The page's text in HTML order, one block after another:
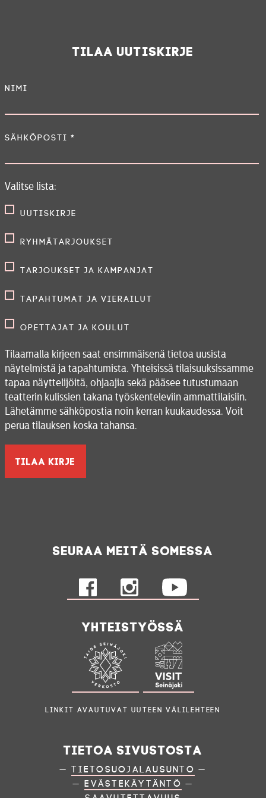
Tilaa uutiskirje
Nimi
Sähköposti *
Valitse lista:
Uutiskirje
Ryhmätarjoukset
Tarjoukset ja kampanjat
Tapahtumat ja vierailut
Opettajat ja koulut
Tilaamalla kirjeen saat ensimmäisenä tietoa uusista
näytelmistä ja tapahtumista. Yhteisissä tilaisuuksissamme
tapaa näyttelijöitä, ohjaajia sekä pääsee tutustumaan
teatterin kulissien takana työskenteleviin ammattilaisiin.
Lähetämme sähköpostia noin kerran kuukaudessa. Voit
perua tilauksen koska tahansa.
Seuraa meitä somessa
Yhteistyössä
Linkit avautuvat uuteen välilehteen
Tietoa sivustosta
—Tietosuojalausunto —
—Evästekäytäntö —